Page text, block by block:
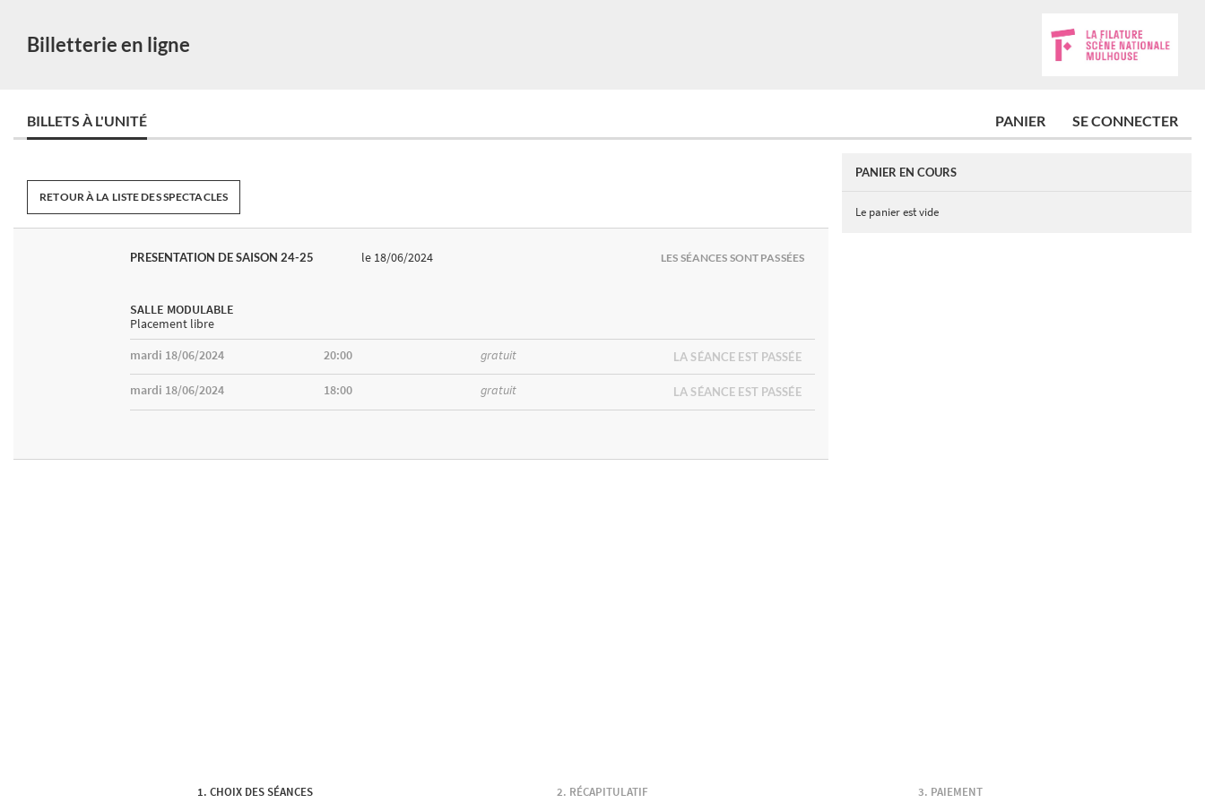
Billetterie en ligne
BILLETS À L'UNITÉ PANIER SE CONNECTER
RETOUR À LA LISTE DES SPECTACLES
PRESENTATION DE SAISON 24-25 le 18/06/2024 LES SÉANCES SONT PASSÉES
SALLE MODULABLE
Placement libre
mardi 18/06/2024
20:00 gratuit LA SÉANCE EST PASSÉE
mardi 18/06/2024 18:00 gratuit LA SÉANCE EST PASSÉE
PANIER EN COURS
Le panier est vide
CHOIX DES SÉANCES RÉCAPITULATIF PAIEMENT